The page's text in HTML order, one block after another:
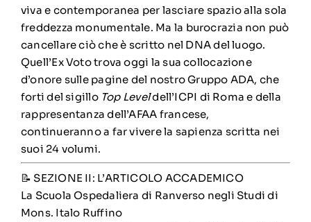
viva e contemporanea per lasciare spazio alla sola
freddezza monumentale. Ma la burocrazia non può
cancellare ciò che è scritto nel DNA del luogo.
Quell’Ex Voto trova oggi la sua collocazione
d’onore sulle pagine del nostro Gruppo ADA, che
forti del sigillo Top Leveldell’ICPI di Roma e della
rappresentanza dell’AFAA francese,
continueranno a far vivere la sapienza scritta nei
suoi 24 volumi.
📝 SEZIONE II: L’ARTICOLO ACCADEMICO
La Scuola Ospedaliera di Ranverso negli Studi di
Mons. Italo Ruffino